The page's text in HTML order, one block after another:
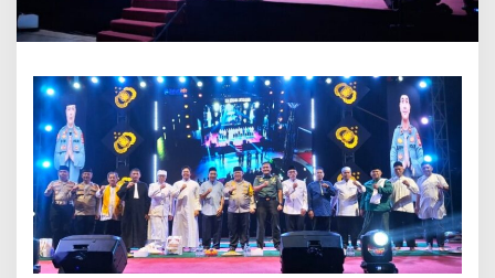
k
d
a
S
e
r
e
n
a
k